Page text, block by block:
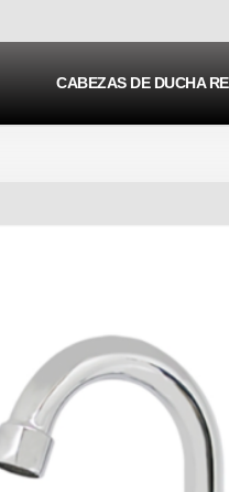
CABEZAS DE DUCHA